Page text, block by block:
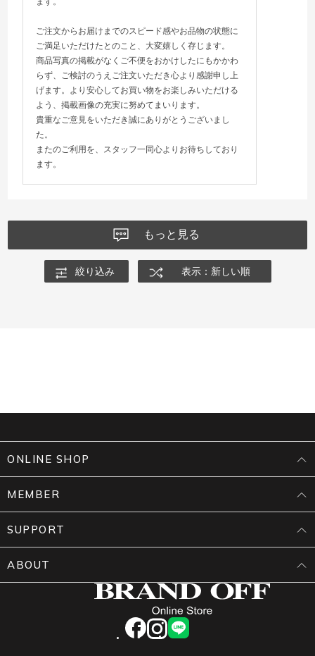
ご注文からお届けまでのスピード感やお品物の状態に
ご満足いただけたとのこと、大変嬉しく存じます。
商品写真の掲載がなくご不便をおかけしたにもかかわ
らず、ご検討のうえご注文いただき心より感謝申し上
げます。より安心してお買い物をお楽しみいただける
よう、掲載画像の充実に努めてまいります。
貴重なご意見をいただき誠にありがとうございまし
た。
またのご利用を、スタッフ一同心よりお待ちしており
ます。
もっと見る
絞り込み 表示：新しい順
facebookinstagram
LINE
ONLINE SHOP
MEMBER
SUPPORT
ABOUT